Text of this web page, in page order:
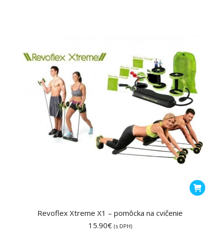
Revoflex Xtreme X1 – pomôcka na cvičenie
15.90€ (s DPH)